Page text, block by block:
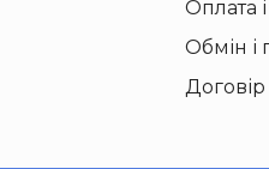
Оплата
Обмін і